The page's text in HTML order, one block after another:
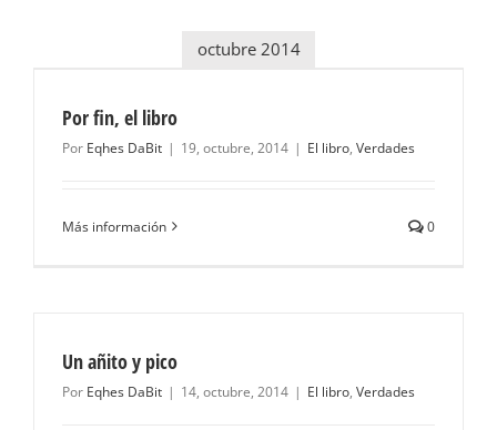
octubre 2014
Por fin, el libro
Por Eqhes DaBit | 19, octubre, 2014 | El libro, Verdades
Más información 0
Un añito y pico
Por Eqhes DaBit | 14, octubre, 2014 | El libro, Verdades